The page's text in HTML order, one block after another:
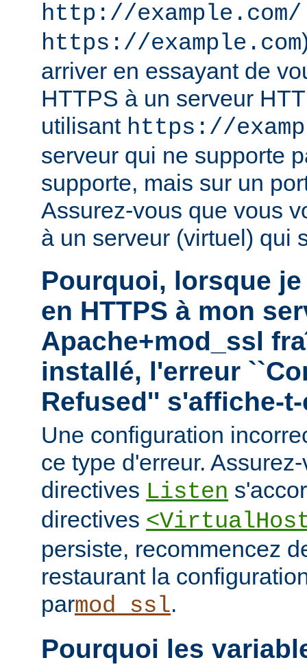
http://example.com/
https://example.com
arriver en essayant de
HTTPS à un serveur
utilisant https://
serveur qui ne supporte
supporte, mais sur un
Assurez-vous que vous
à un serveur (virtuel) qui
Pourquoi, lorsque
en HTTPS à mon
Apache+mod_ssl
installé, l'erreur
Refused'' s'affiche-
Une configuration
ce type d'erreur.
directives Listen
directives
persiste, recommencez
restaurant la
parmod_ssl.
Pourquoi les